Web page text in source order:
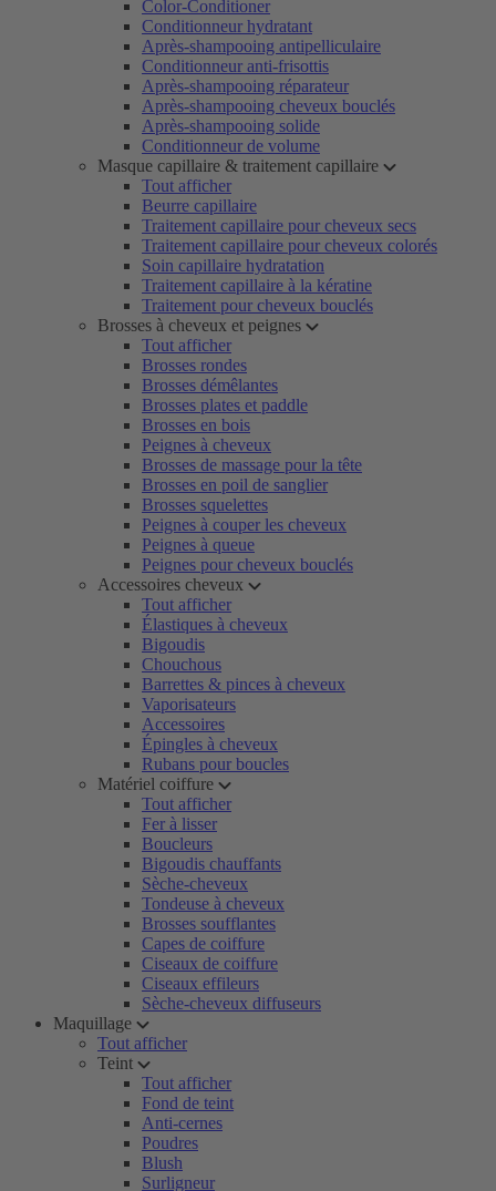
Color-Conditioner
Conditionneur hydratant
Après-shampooing antipelliculaire
Conditionneur anti-frisottis
Après-shampooing réparateur
Après-shampooing cheveux bouclés
Après-shampooing solide
Conditionneur de volume
Masque capillaire & traitement capillaire
Tout afficher
Beurre capillaire
Traitement capillaire pour cheveux secs
Traitement capillaire pour cheveux colorés
Soin capillaire hydratation
Traitement capillaire à la kératine
Traitement pour cheveux bouclés
Brosses à cheveux et peignes
Tout afficher
Brosses rondes
Brosses démêlantes
Brosses plates et paddle
Brosses en bois
Peignes à cheveux
Brosses de massage pour la tête
Brosses en poil de sanglier
Brosses squelettes
Peignes à couper les cheveux
Peignes à queue
Peignes pour cheveux bouclés
Accessoires cheveux
Tout afficher
Élastiques à cheveux
Bigoudis
Chouchous
Barrettes & pinces à cheveux
Vaporisateurs
Accessoires
Épingles à cheveux
Rubans pour boucles
Matériel coiffure
Tout afficher
Fer à lisser
Boucleurs
Bigoudis chauffants
Sèche-cheveux
Tondeuse à cheveux
Brosses soufflantes
Capes de coiffure
Ciseaux de coiffure
Ciseaux effileurs
Sèche-cheveux diffuseurs
Maquillage
Tout afficher
Teint
Tout afficher
Fond de teint
Anti-cernes
Poudres
Blush
Surligneur